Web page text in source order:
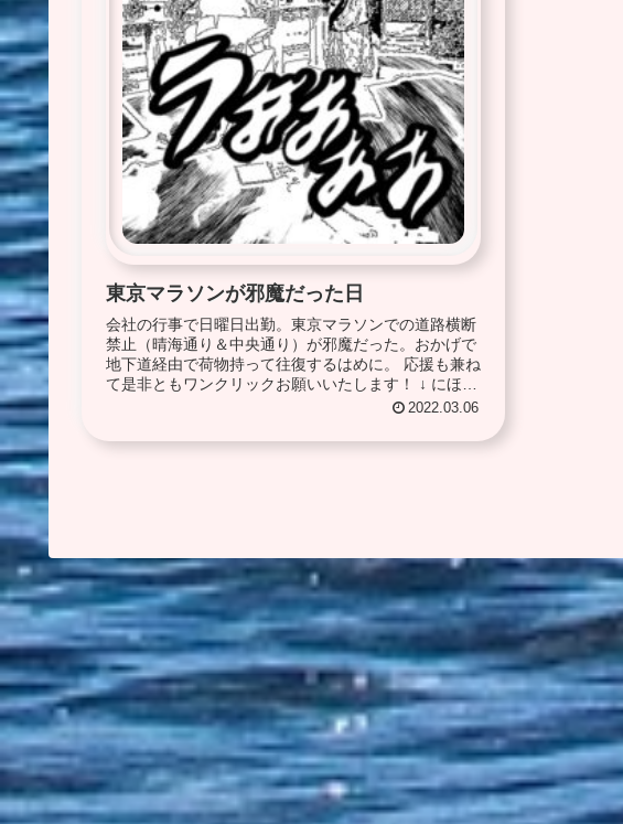
東京マラソンが邪魔だった日
会社の行事で日曜日出勤。東京マラソンでの道路横断
禁止（晴海通り＆中央通り）が邪魔だった。おかげで
地下道経由で荷物持って往復するはめに。 応援も兼ね
て是非ともワンクリックお願いいたします！ ↓ にほん
2022.03.06